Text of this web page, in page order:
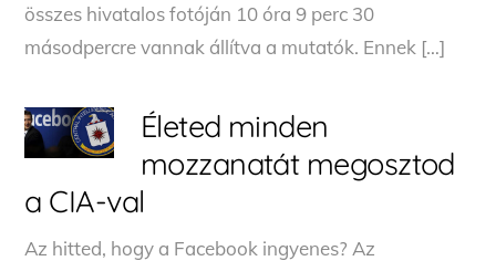
összes hivatalos fotóján 10 óra 9 perc 30
másodpercre vannak állítva a mutatók. Ennek […]
Életed minden
mozzanatát megosztod
a CIA-val
Az hitted, hogy a Facebook ingyenes? Az